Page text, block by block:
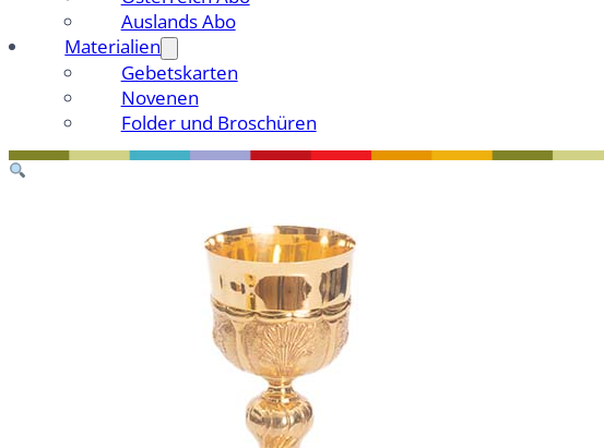
Auslands Abo
Materialien
Gebetskarten
Novenen
Folder und Broschüren